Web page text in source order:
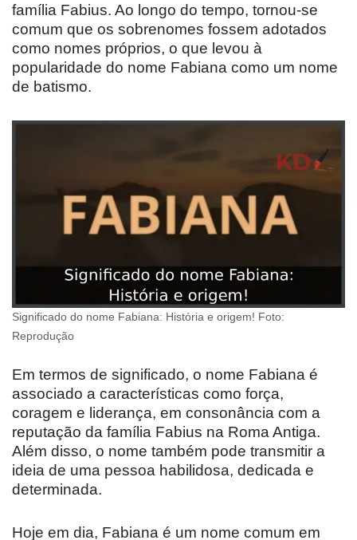
família Fabius. Ao longo do tempo, tornou-se
comum que os sobrenomes fossem adotados
como nomes próprios, o que levou à
popularidade do nome Fabiana como um nome
de batismo.
Significado do nome Fabiana: História e origem! Foto:
Reprodução
Em termos de significado, o nome Fabiana é
associado a características como força,
coragem e liderança, em consonância com a
reputação da família Fabius na Roma Antiga.
Além disso, o nome também pode transmitir a
ideia de uma pessoa habilidosa, dedicada e
determinada.
Hoje em dia, Fabiana é um nome comum em